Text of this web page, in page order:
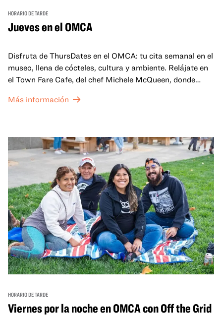
HORARIO DE TARDE
Jueves en el OMCA
Disfruta de ThursDates en el OMCA: tu cita semanal en el
museo, llena de cócteles, cultura y ambiente. Relájate en
el Town Fare Cafe, del chef Michele McQueen, donde
fondo, o explora las galerías, que cobran vida por la noche
adultos!
Más información
HORARIO DE TARDE
Viernes por la noche en OMCA con Off the Grid